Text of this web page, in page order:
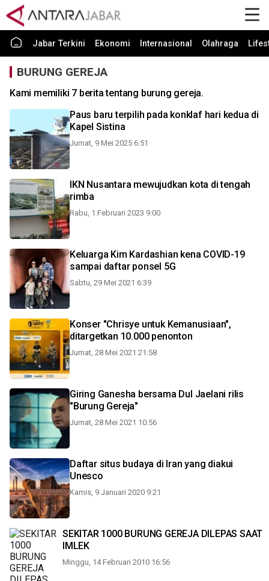
Jabar Terkini Ekonomi Internasional Olahraga
BURUNG GEREJA
Kami memiliki 7 berita tentang burung gereja.
Paus baru terpilih pada konklaf hari kedua di
Kapel Sistina
Jumat, 9 Mei 2025 6:51
IKN Nusantara mewujudkan kota di tengah
rimba
Rabu, 1 Februari 2023 9:00
Keluarga Kim Kardashian kena COVID-19
sampai daftar ponsel 5G
Sabtu, 29 Mei 2021 6:39
Konser "Chrisye untuk Kemanusiaan",
ditargetkan 10.000 penonton
Jumat, 28 Mei 2021 21:58
Giring Ganesha bersama Dul Jaelani rilis
"Burung Gereja"
Jumat, 28 Mei 2021 10:56
Daftar situs budaya di Iran yang diakui
Unesco
Kamis, 9 Januari 2020 9:21
SEKITAR 1000 BURUNG GEREJA DILEPAS SAAT
IMLEK
Minggu, 14 Februari 2010 16:56